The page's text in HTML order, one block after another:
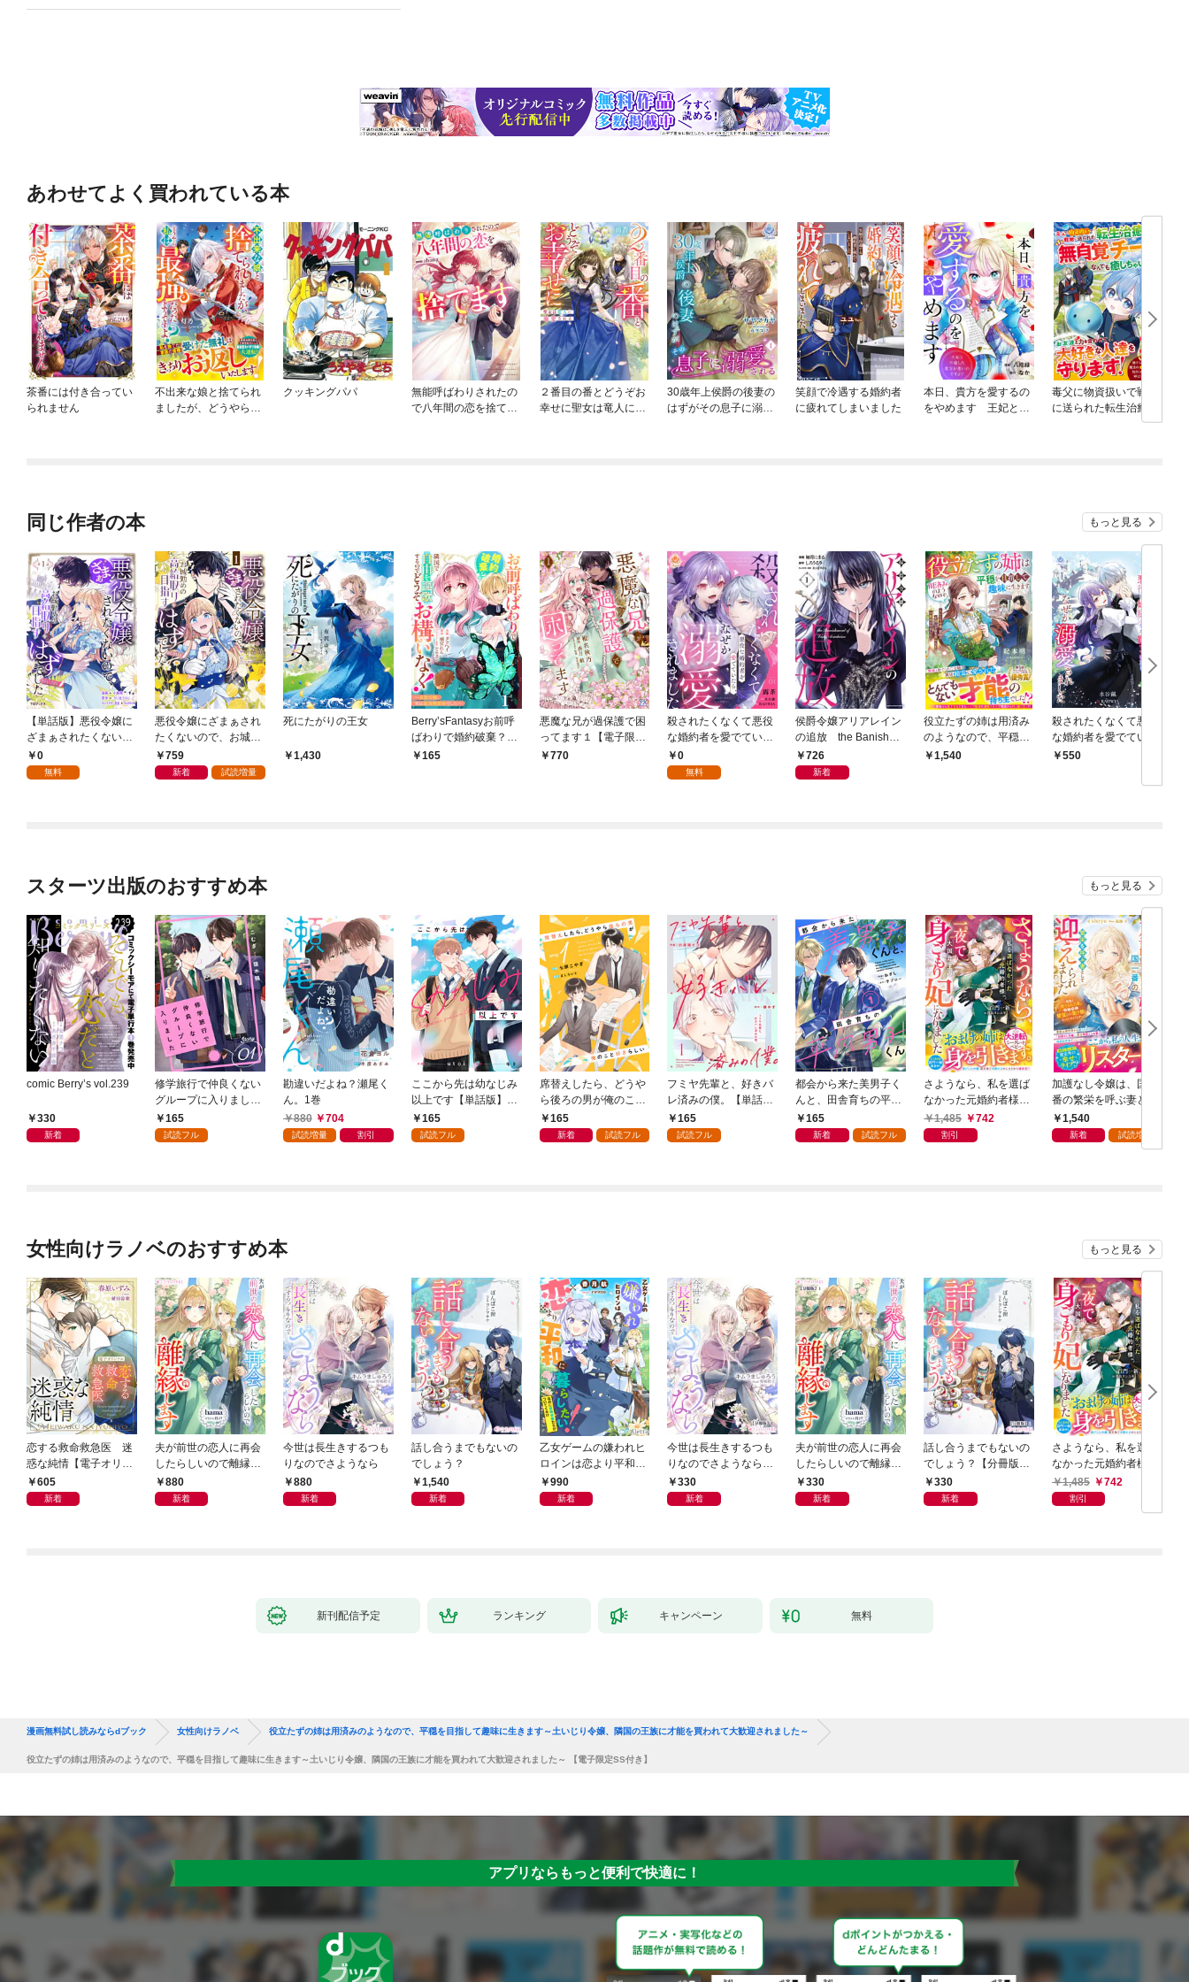
あわせてよく買われている本
茶番には付き合ってい
られません
不出来な娘と捨てられ
ましたが、どうやら私
クッキングパパ
無能呼ばわりされたの
で八年間の恋を捨てま
２番目の番とどうぞお
幸せに聖女は竜人に溺
30歳年上侯爵の後妻の
はずがその息子に溺愛
笑顔で冷遇する婚約者
に疲れてしまいました
本日、貴方を愛するの
をやめます 王妃と不
毒父に物資扱いで戦地
に送られた転生治癒
師、無自覚チートでな
同じ作者の本 もっと見る
【単話版】悪役令嬢に
ざまぁされたくないの
で、お城勤めの高給取
りを目指すはずでした
0
無料
悪役令嬢にざまぁされ
たくないので、お城勤
めの高給取りを目指す
はずでした@COMIC
759
新着 試読増量
死にたがりの王女
1,430
Berry’sFantasyお前呼
ばわりで婚約破棄？隣
国で自由を謳歌するの
165
悪魔な兄が過保護で困
ってます１【電子限定
特典付】
770
殺されたくなくて悪役
な婚約者を愛でていた
ら、なぜか溺愛されま
した【第1話】
0
無料
侯爵令嬢アリアレイン
の追放 the Banishme
nt of Lady Arialaine１
726
新着
役立たずの姉は用済み
のようなので、平穏を
目指して趣味に生きま
1,540
殺されたくなくて悪役
な婚約者を愛でていた
ら、なぜか溺愛されま
550
スターツ出版のおすすめ本 もっと見る
comic Berry’s vol.239
330
新着
修学旅行で仲良くない
グループに入りました
【単話版】1巻
165
試読フル
勘違いだよね？瀬尾く
ん。1巻
880
704
試読増量 割引
ここから先は幼なじみ
以上です【単話版】1
巻165
試読フル
席替えしたら、どうや
ら後ろの男が俺のこと
好きらしい【単話版】
１巻
165
新着 試読フル
フミヤ先輩と、好きバ
レ済みの僕。【単話
版】1巻
165
試読フル
都会から来た美男子く
んと、田舎育ちの平凡
男子くん【単話版】1
巻
165
新着 試読フル
さようなら、私を選ば
なかった元婚約者様。
一夜で大国君主の身ご
もり妃になりました
1,485 742
割引
加護なし令嬢は、国一
番の繁栄を呼ぶ妻とし
て迎えられました～無
能と捨てられた私、ど
うやら精霊との架け橋
1,540
新着 試読増量
女性向けラノベのおすすめ本 もっと見る
恋する救命救急医 迷
惑な純情【電子オリジ
ナル】
605
新着
夫が前世の恋人に再会
したらしいので離縁し
ます880
新着
今世は長生きするつも
りなのでさようなら
880
新着
話し合うまでもないの
でしょう？
1,540
新着
乙女ゲームの嫌われヒ
ロインは恋より平和に
暮らしたい！（なのに
攻略対象たちがついて
990
新着
今世は長生きするつも
りなのでさようなら
【分冊版】1
330
新着
夫が前世の恋人に再会
したらしいので離縁し
ます【分冊版】1
330
新着
話し合うまでもないの
でしょう？【分冊版】
1 330
新着
さようなら、私を選ば
なかった元婚約者様。
一夜で大国君主の身ご
もり妃になりました
【電子限定SS付き】
1,485 742
割引
新刊配信予定 ランキング キャンペーン 無料
漫画無料試し読みならdブック 女性向けラノベ 役立たずの姉は用済みのようなので、平穏を目指して趣味に生きます～土いじり令嬢、隣国の王族に才能を買われて大歓迎されました～
役立たずの姉は用済みのようなので、平穏を目指して趣味に生きます～土いじり令嬢、隣国の王族に才能を買われて大歓迎されました～ 【電子限定SS付き】
アプリならもっと便利で快適に！